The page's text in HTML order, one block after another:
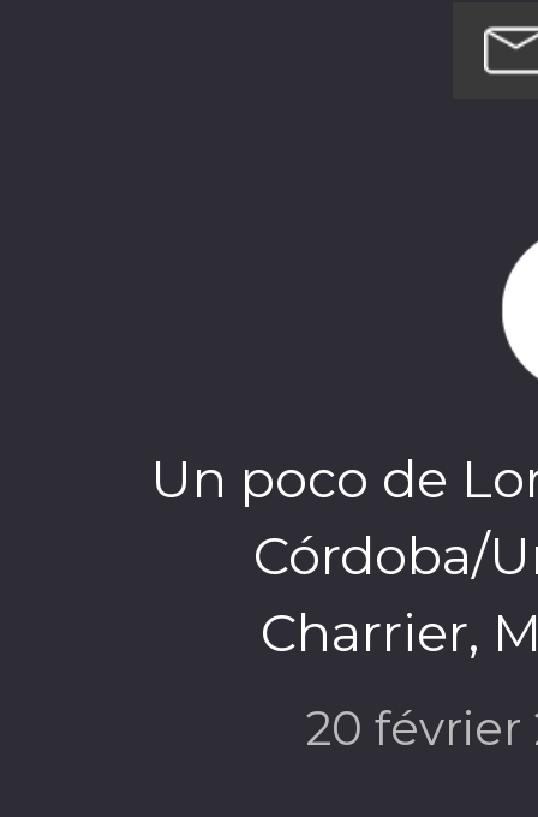
Un poco de
Córdoba/
Charrier,
20 février